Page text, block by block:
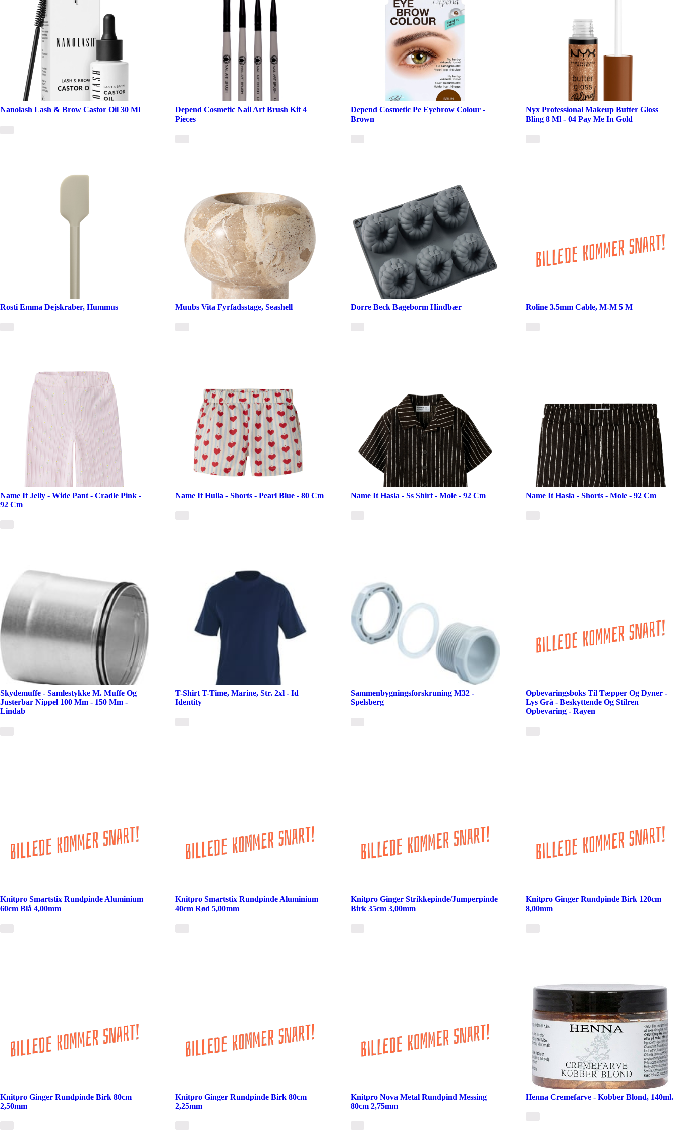
Nanolash Lash & Brow Castor Oil 30 Ml
Depend Cosmetic Nail Art Brush Kit 4
Pieces
Depend Cosmetic Pe Eyebrow Colour -
Brown
Nyx Professional Makeup Butter Gloss
Bling 8 Ml - 04 Pay Me In Gold
Rosti Emma Dejskraber, Hummus Muubs Vita Fyrfadsstage, Seashell Dorre Beck Bageborm Hindbær Roline 3.5mm Cable, M-M 5 M
Name It Jelly - Wide Pant - Cradle Pink -
92 Cm
Name It Hulla - Shorts - Pearl Blue - 80 Cm Name It Hasla - Ss Shirt - Mole - 92 Cm Name It Hasla - Shorts - Mole - 92 Cm
Skydemuffe - Samlestykke M. Muffe Og
Justerbar Nippel 100 Mm - 150 Mm -
Lindab
T-Shirt T-Time, Marine, Str. 2xl - Id
Identity
Sammenbygningsforskruning M32 -
Spelsberg
Opbevaringsboks Til Tæpper Og Dyner -
Lys Grå - Beskyttende Og Stilren
Opbevaring - Rayen
Knitpro Smartstix Rundpinde Aluminium
60cm Blå 4,00mm
Knitpro Smartstix Rundpinde Aluminium
40cm Rød 5,00mm
Knitpro Ginger Strikkepinde/Jumperpinde
Birk 35cm 3,00mm
Knitpro Ginger Rundpinde Birk 120cm
8,00mm
Knitpro Ginger Rundpinde Birk 80cm
2,50mm
Knitpro Ginger Rundpinde Birk 80cm
2,25mm
Knitpro Nova Metal Rundpind Messing
80cm 2,75mm
Henna Cremefarve - Kobber Blond, 140ml.